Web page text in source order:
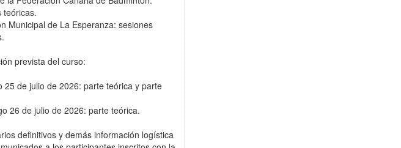
teóricas.
Municipal de La Esperanza: sesiones
prevista del curso:
25 de julio de 2026: parte teórica y parte
26 de julio de 2026: parte teórica.
definitivos y demás información logística